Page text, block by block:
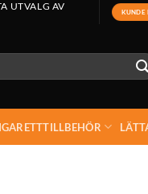
UTVALG AV
KUNDE